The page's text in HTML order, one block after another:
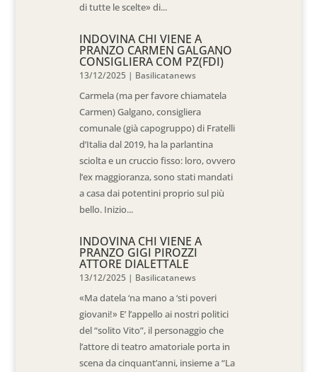
di tutte le scelte» di...
INDOVINA CHI VIENE A
PRANZO CARMEN GALGANO
CONSIGLIERA COM PZ(FDI)
13/12/2025 | Basilicatanews
Carmela (ma per favore chiamatela
Carmen) Galgano, consigliera
comunale (già capogruppo) di Fratelli
d’Italia dal 2019, ha la parlantina
sciolta e un cruccio fisso: loro, ovvero
l’ex maggioranza, sono stati mandati
a casa dai potentini proprio sul più
bello. Inizio...
INDOVINA CHI VIENE A
PRANZO GIGI PIROZZI
ATTORE DIALETTALE
13/12/2025 | Basilicatanews
«Ma datela ‘na mano a ‘sti poveri
giovani!» E’ l’appello ai nostri politici
del “solito Vito”, il personaggio che
l’attore di teatro amatoriale porta in
scena da cinquant’anni, insieme a “La